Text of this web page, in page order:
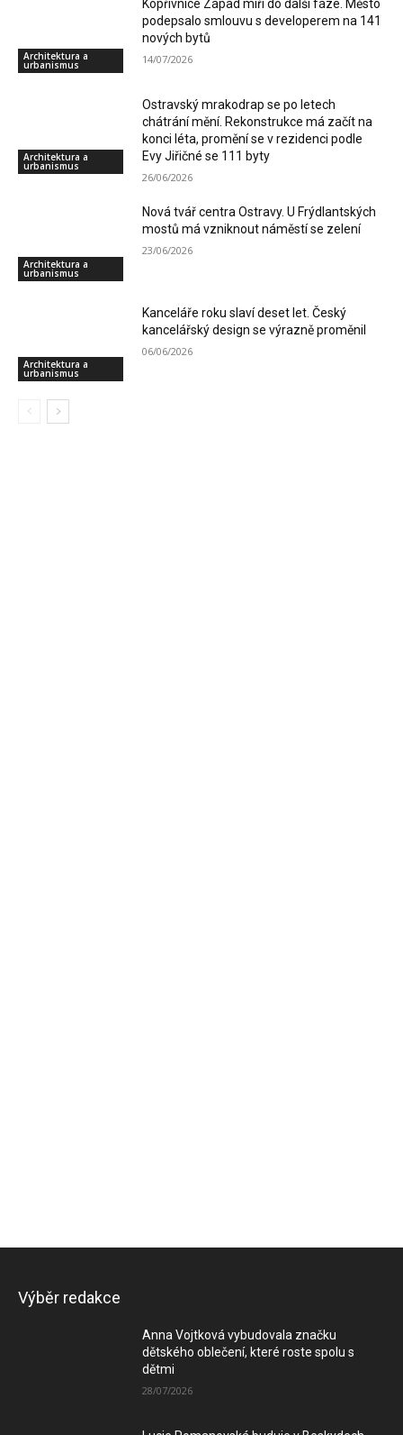
Architektura a
urbanismus
Kopřivnice Západ míří do další fáze. Město
podepsalo smlouvu s developerem na 141
nových bytů
14/07/2026
Architektura a
urbanismus
Ostravský mrakodrap se po letech
chátrání mění. Rekonstrukce má začít na
konci léta, promění se v rezidenci podle
Evy Jiřičné se 111 byty
26/06/2026
Architektura a
urbanismus
Nová tvář centra Ostravy. U Frýdlantských
mostů má vzniknout náměstí se zelení
23/06/2026
Architektura a
urbanismus
Kanceláře roku slaví deset let. Český
kancelářský design se výrazně proměnil
06/06/2026
Výběr redakce
Anna Vojtková vybudovala značku
dětského oblečení, které roste spolu s
dětmi
28/07/2026